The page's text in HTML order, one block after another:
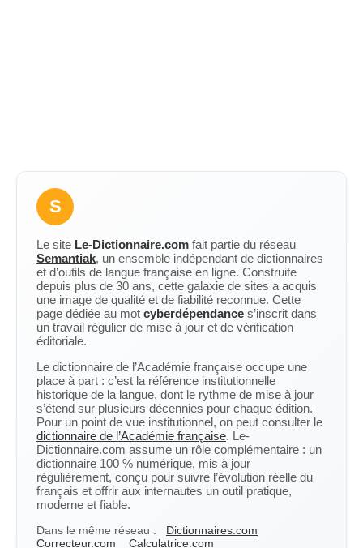
S
Le site Le-Dictionnaire.com fait partie du réseau
Semantiak, un ensemble indépendant de dictionnaires
et d’outils de langue française en ligne. Construite
depuis plus de 30 ans, cette galaxie de sites a acquis
une image de qualité et de fiabilité reconnue. Cette
page dédiée au mot cyberdépendance s’inscrit dans
un travail régulier de mise à jour et de vérification
éditoriale.
Le dictionnaire de l’Académie française occupe une
place à part : c’est la référence institutionnelle
historique de la langue, dont le rythme de mise à jour
s’étend sur plusieurs décennies pour chaque édition.
Pour un point de vue institutionnel, on peut consulter le
dictionnaire de l’Académie française. Le-
Dictionnaire.com assume un rôle complémentaire : un
dictionnaire 100 % numérique, mis à jour
régulièrement, conçu pour suivre l’évolution réelle du
français et offrir aux internautes un outil pratique,
moderne et fiable.
Dans le même réseau :
Dictionnaires.com
Correcteur.com
Calculatrice.com